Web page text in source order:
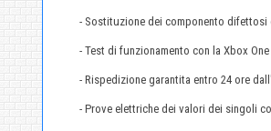
- Sostituzione dei componento
- Test di funzionamento con la Xbox
- Rispedizione garantita entro 24 ore
- Prove elettriche dei valori dei singoli